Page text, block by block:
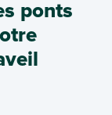
ponts